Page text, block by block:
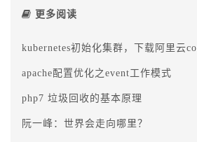
更多阅读
kubernetes初始化集群，下载阿里云
apache配置优化之event工作模式
php7 垃圾回收的基本原理
阮一峰：世界会走向哪里？